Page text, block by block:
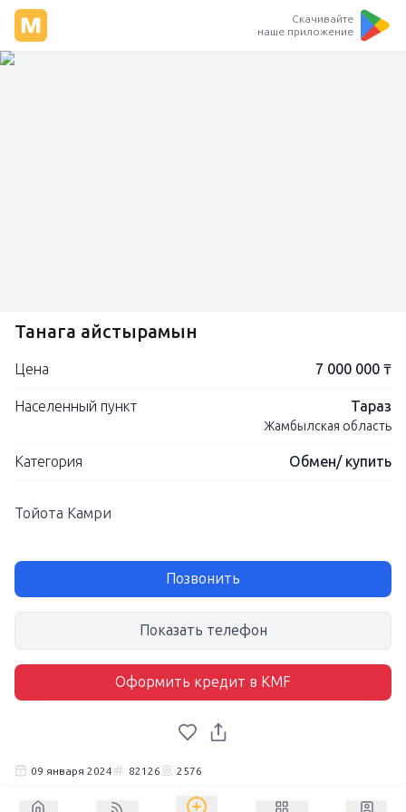
Скачивайте
наше приложение
Танага айстырамын
Цена 7 000 000 ₸
Населенный пункт Тараз
Жамбылская область
Категория Обмен/ купить
Тойота Камри
Позвонить
Показать телефон
Оформить кредит в KMF
09 января 2024 82126 2576